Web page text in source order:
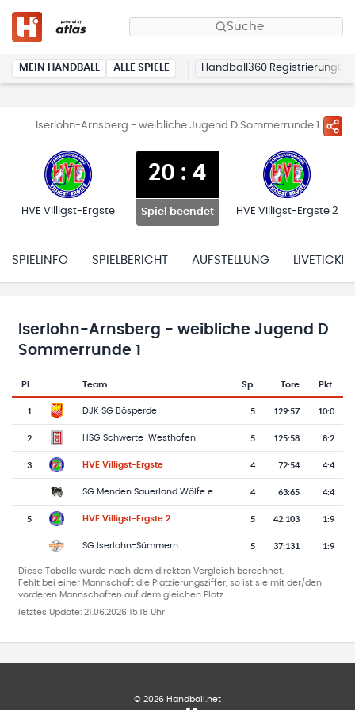
Suche
MEIN HANDBALL ALLE SPIELE Handball360 Registrierung
Iserlohn-Arnsberg - weibliche Jugend D Sommerrunde 1
HVE Villigst-Ergste
20 : 4
Spiel beendet HVE Villigst-Ergste 2
SPIELINFO SPIELBERICHT AUFSTELLUNG LIVETICKER
Iserlohn-Arnsberg - weibliche Jugend D
Sommerrunde 1
Tabelle mit Vereinsplatzierungen, Spielen, Toren und Punkten
Pl.
Team-Logo
Team Sp. Tore Pkt.
1 DJK SG Bösperde 5 129:57 10:0
2 HSG Schwerte-Westhofen 5 125:58 8:2
3 HVE Villigst-Ergste 4 72:54 4:4
SG Menden Sauerland Wölfe e.V. 2 4 63:65 4:4
5 HVE Villigst-Ergste 2 5 42:103 1:9
SG Iserlohn-Sümmern 5 37:131 1:9
Diese Tabelle wurde nach dem direkten Vergleich berechnet.
Fehlt bei einer Mannschaft die Platzierungsziffer, so ist sie mit der/den
vorderen Mannschaften auf dem gleichen Platz.
letztes Update: 21.06.2026 15:18 Uhr
© 2026 Handball.net